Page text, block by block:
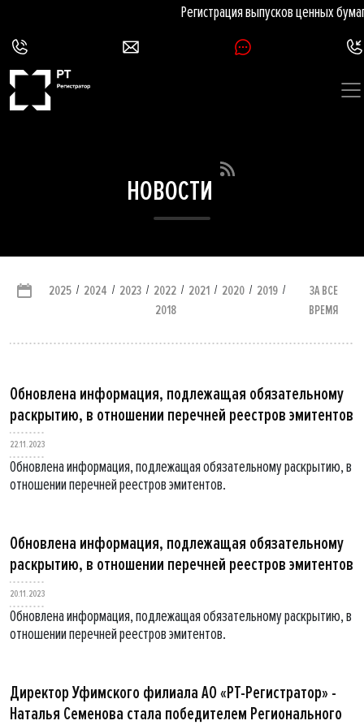
Регистрация выпусков ценных бумаг
НОВОСТИ
2025 / 2024 / 2023 / 2022 / 2021 / 2020 / 2019 /
2018
ЗА ВСЕ
ВРЕМЯ
Обновлена информация, подлежащая обязательному
раскрытию, в отношении перечней реестров эмитентов
22.11.2023
Обновлена информация, подлежащая обязательному раскрытию, в
отношении перечней реестров эмитентов.
Обновлена информация, подлежащая обязательному
раскрытию, в отношении перечней реестров эмитентов
20.11.2023
Обновлена информация, подлежащая обязательному раскрытию, в
отношении перечней реестров эмитентов.
Директор Уфимского филиала АО «РТ-Регистратор» -
Наталья Семенова стала победителем Регионального